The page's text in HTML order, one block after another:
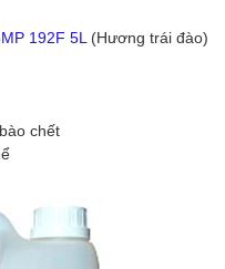
192F 5L (Hương trái đào)
chết